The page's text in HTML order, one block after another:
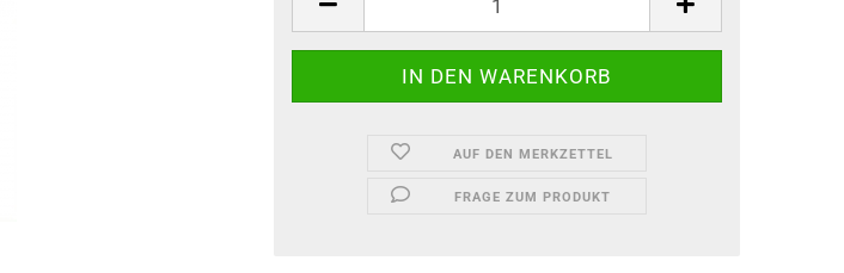
AUF DEN MERKZETTEL
FRAGE ZUM PRODUKT